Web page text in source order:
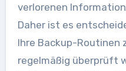
verlorenen
Daher ist es
Ihre Backup-Routinen
regelmäßig überprüft